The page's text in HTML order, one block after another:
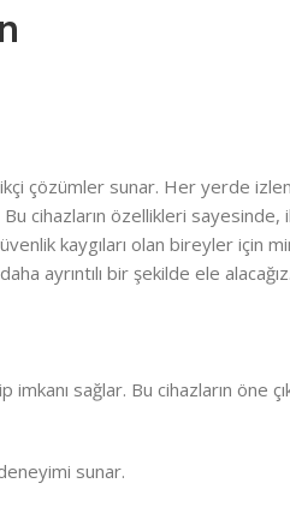
çözümler sunar. Her yerde
cihazların özellikleri
kaygıları olan bireyler için
ayrıntılı bir şekilde ele alacağız.
sağlar. Bu cihazların öne
sunar.